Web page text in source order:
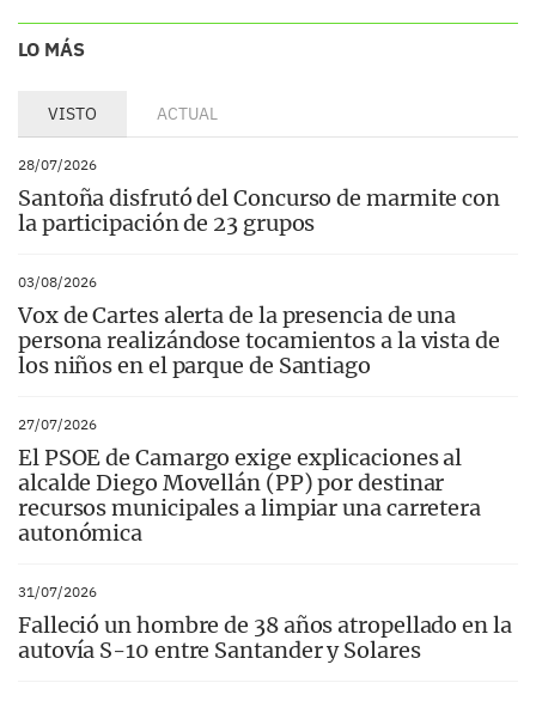
LO MÁS
VISTO ACTUAL
28/07/2026
Santoña disfrutó del Concurso de marmite con
la participación de 23 grupos
03/08/2026
Vox de Cartes alerta de la presencia de una
persona realizándose tocamientos a la vista de
los niños en el parque de Santiago
27/07/2026
El PSOE de Camargo exige explicaciones al
alcalde Diego Movellán (PP) por destinar
recursos municipales a limpiar una carretera
autonómica
31/07/2026
Falleció un hombre de 38 años atropellado en la
autovía S-10 entre Santander y Solares